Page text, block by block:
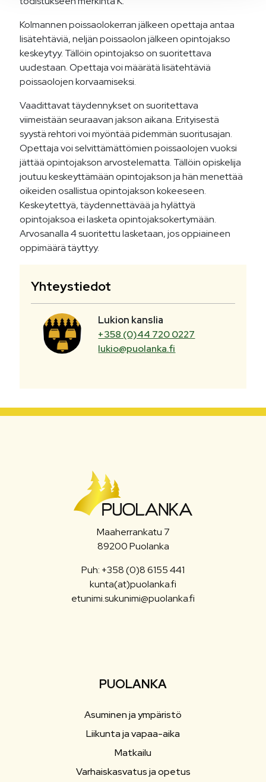
Kolmannen poissaolokerran jälkeen opettaja antaa
lisätehtäviä, neljän poissaolon jälkeen opintojakso
keskeytyy. Tällöin opintojakso on suoritettava
uudestaan. Opettaja voi määrätä lisätehtäviä
poissaolojen korvaamiseksi.
Vaadittavat täydennykset on suoritettava
viimeistään seuraavan jakson aikana. Erityisestä
syystä rehtori voi myöntää pidemmän suoritusajan.
Opettaja voi selvittämättömien poissaolojen vuoksi
jättää opintojakson arvostelematta. Tällöin opiskelija
joutuu keskeyttämään opintojakson ja hän menettää
oikeiden osallistua opintojakson kokeeseen.
Keskeytettyä, täydennettävää ja hylättyä
opintojaksoa ei lasketa opintojaksokertymään.
Arvosanalla 4 suoritettu lasketaan, jos oppiaineen
oppimäärä täyttyy.
Yhteystiedot
Lukion kanslia
+358 (0)44 720 0227
lukio@puolanka.fi
Maaherrankatu 7
89200 Puolanka
Puh: +358 (0)8 6155 441
kunta(at)puolanka.fi
etunimi.sukunimi@puolanka.fi
PUOLANKA
Asuminen ja ympäristö
Liikunta ja vapaa-aika
Matkailu
Varhaiskasvatus ja opetus